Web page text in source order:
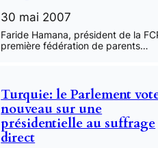
30 mai 2007
Faride Hamana, président de la
première fédération de parents…
Turquie: le Parlement
nouveau sur une
présidentielle au suffrage
direct